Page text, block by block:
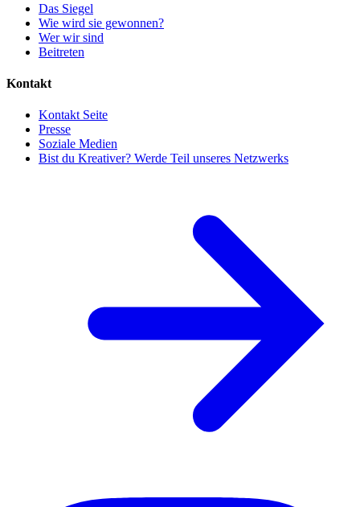
Das Siegel
Wie wird sie gewonnen?
Wer wir sind
Beitreten
Kontakt
Kontakt Seite
Presse
Soziale Medien
Bist du Kreativer? Werde Teil unseres Netzwerks